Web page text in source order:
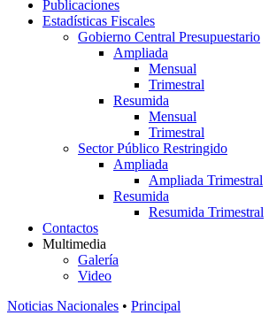
Publicaciones
Estadísticas Fiscales
Gobierno Central Presupuestario
Ampliada
Mensual
Trimestral
Resumida
Mensual
Trimestral
Sector Público Restringido
Ampliada
Ampliada Trimestral
Resumida
Resumida Trimestral
Contactos
Multimedia
Galería
Video
Noticias Nacionales • Principal